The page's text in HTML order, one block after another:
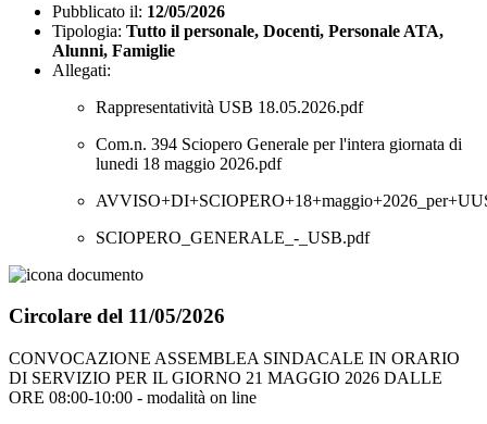
Pubblicato il: 12/05/2026
Tipologia: Tutto il personale, Docenti, Personale ATA,
Alunni, Famiglie
Allegati:
Rappresentatività USB 18.05.2026.pdf
Com.n. 394 Sciopero Generale per l'intera giornata di
lunedi 18 maggio 2026.pdf
SCIOPERO_GENERALE_-_USB.pdf
Circolare del 11/05/2026
CONVOCAZIONE ASSEMBLEA SINDACALE IN ORARIO
DI SERVIZIO PER IL GIORNO 21 MAGGIO 2026 DALLE
ORE 08:00-10:00 - modalità on line